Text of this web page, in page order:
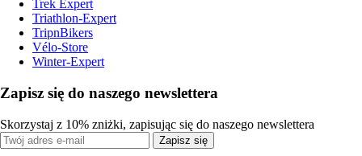
Trek Expert
Triathlon-Expert
TripnBikers
Vélo-Store
Winter-Expert
Zapisz się do naszego newslettera
Skorzystaj z 10% zniżki, zapisując się do naszego newslettera
Zapisz się